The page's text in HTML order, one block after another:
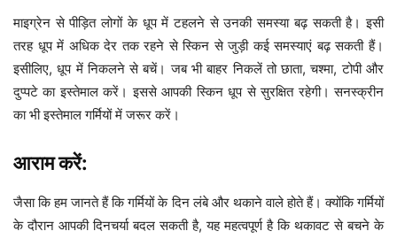
माइग्रेन से पीड़ित लोगों के धूप में टहलने से उनकी समस्या बढ़ सकती है। इसी
तरह धूप में अधिक देर तक रहने से स्किन से जुड़ी कई समस्याएं बढ़ सकती हैं।
इसीलिए, धूप में निकलने से बचें। जब भी बाहर निकलें तो छाता, चश्मा, टोपी और
दुप्पटे का इस्तेमाल करें। इससे आपकी स्किन धूप से सुरक्षित रहेगी। सनस्क्रीन
का भी इस्तेमाल गर्मियों में जरूर करें।
आराम करें:
जैसा कि हम जानते हैं कि गर्मियों के दिन लंबे और थकाने वाले होते हैं। क्योंकि गर्मियों
के दौरान आपकी दिनचर्या बदल सकती है, यह महत्वपूर्ण है कि थकावट से बचने के